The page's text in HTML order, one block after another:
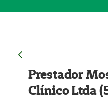
Prestador
Clínico Ltda